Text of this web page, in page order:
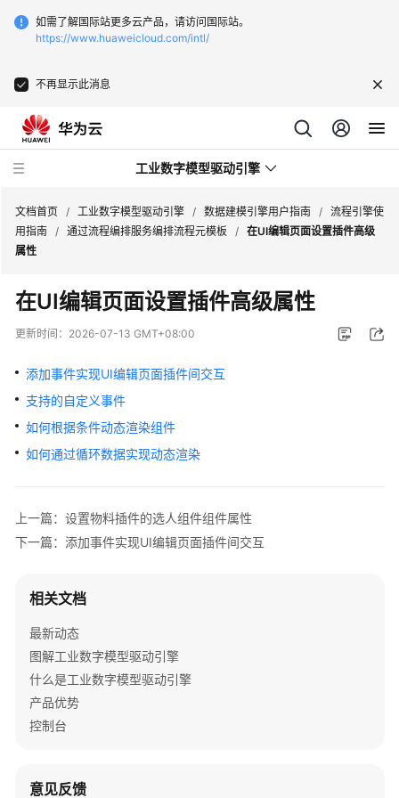
如需了解国际站更多云产品，请访问国际站。
https://www.huaweicloud.com/intl/
不再显示此消息
工业数字模型驱动引擎
动
态
产
介
绍
明
入
门
控
制
台
操
南
文档首页 / 工业数字模型驱动引擎 / 数据建模引擎用户指南 / 流程引擎使
用指南 / 通过流程编排服务编排流程元模板 / 在UI编辑页面设置插件高级
属性
在UI编辑页面设置插件高级属性
更新时间： 2026-07-13 GMT+08:00
添加事件实现UI编辑页面插件间交互
支持的自定义事件
如何根据条件动态渲染组件
如何通过循环数据实现动态渲染
上一篇：设置物料插件的选人组件组件属性
下一篇：添加事件实现UI编辑页面插件间交互
相关文档
最新动态
图解工业数字模型驱动引擎
什么是工业数字模型驱动引擎
产品优势
控制台
意见反馈